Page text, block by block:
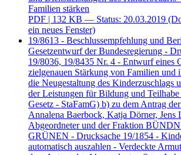
Familien stärken
PDF | 132 KB — Status: 20.03.2019
ein neues Fenster)
19/8613 - Beschlussempfehlung und
Gesetzentwurf der Bundesregierung -
19/8036, 19/8435 Nr. 4 - Entwurf eines
zielgenauen Stärkung von Familien und
die Neugestaltung des Kinderzuschlags
der Leistungen für Bildung und
Gesetz - StaFamG) b) zu dem Antrag
Annalena Baerbock, Katja Dörner, Jens
Abgeordneter und der Fraktion
GRÜNEN - Drucksache 19/1854 -
automatisch auszahlen - Verdeckte